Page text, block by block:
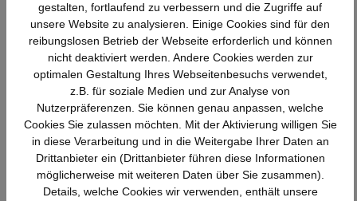
Rau Computer-Tisch mit Monitorgehäuse –
B1100xT800xH1810mm,stationär
1.295,91 €*
gestalten, fortlaufend zu verbessern und die Zugriffe auf
unsere Website zu analysieren. Einige Cookies sind für den
reibungslosen Betrieb der Webseite erforderlich und können
nicht deaktiviert werden. Andere Cookies werden zur
optimalen Gestaltung Ihres Webseitenbesuchs verwendet,
z.B. für soziale Medien und zur Analyse von
Nutzerpräferenzen. Sie können genau anpassen, welche
Cookies Sie zulassen möchten. Mit der Aktivierung willigen Sie
in diese Verarbeitung und in die Weitergabe Ihrer Daten an
Drittanbieter ein (Drittanbieter führen diese Informationen
möglicherweise mit weiteren Daten über Sie zusammen).
Details, welche Cookies wir verwenden, enthält unsere